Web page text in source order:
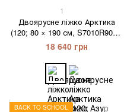
1
Двоярусне ліжко Арктика
(120; 80 × 190 см, S7010R90B і
горіх темний)
18 640 грн
BACK TO SCHOOL